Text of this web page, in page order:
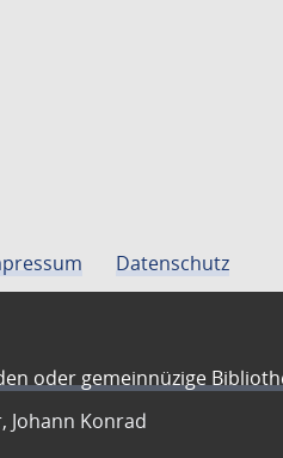
Datenschutz
oder gemeinnüzige
Johann Konrad